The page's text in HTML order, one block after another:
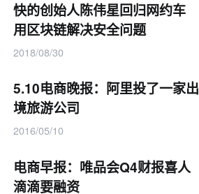
快的创始人陈伟星回归网约车
用区块链解决安全问题
2018/08/30
5.10电商晚报：阿里投了一家出
境旅游公司
2016/05/10
电商早报：唯品会Q4财报喜人
滴滴要融资